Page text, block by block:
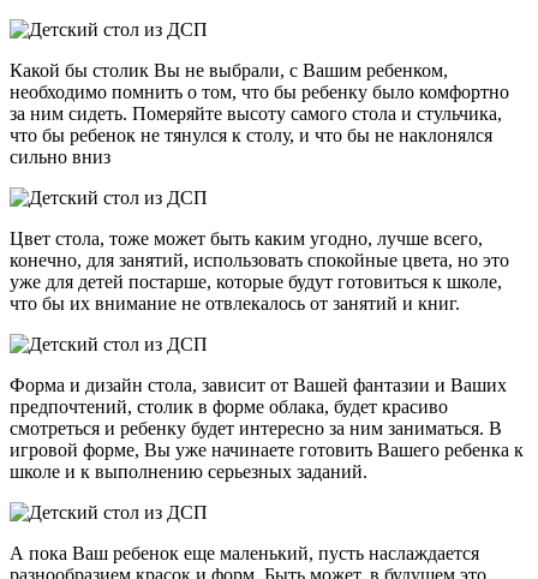
Какой бы столик Вы не выбрали, с Вашим ребенком,
необходимо помнить о том, что бы ребенку было комфортно
за ним сидеть. Померяйте высоту самого стола и стульчика,
что бы ребенок не тянулся к столу, и что бы не наклонялся
сильно вниз
Цвет стола, тоже может быть каким угодно, лучше всего,
конечно, для занятий, использовать спокойные цвета, но это
уже для детей постарше, которые будут готовиться к школе,
что бы их внимание не отвлекалось от занятий и книг.
Форма и дизайн стола, зависит от Вашей фантазии и Ваших
предпочтений, столик в форме облака, будет красиво
смотреться и ребенку будет интересно за ним заниматься. В
игровой форме, Вы уже начинаете готовить Вашего ребенка к
школе и к выполнению серьезных заданий.
А пока Ваш ребенок еще маленький, пусть наслаждается
разнообразием красок и форм. Быть может, в будущем это